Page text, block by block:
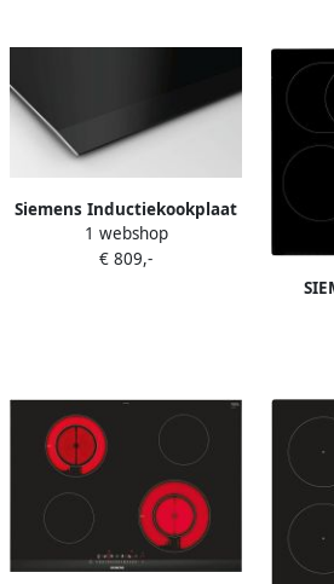
Siemens Inductiekookplaat
AG EX675LYC1E 60 cm
1 webshop
€ 809,-